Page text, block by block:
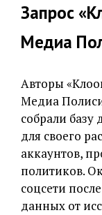
Запрос
Медиа
Авторы
Медиа
собрали
для своего
аккаунтов,
политиков.
соцсети
данных от